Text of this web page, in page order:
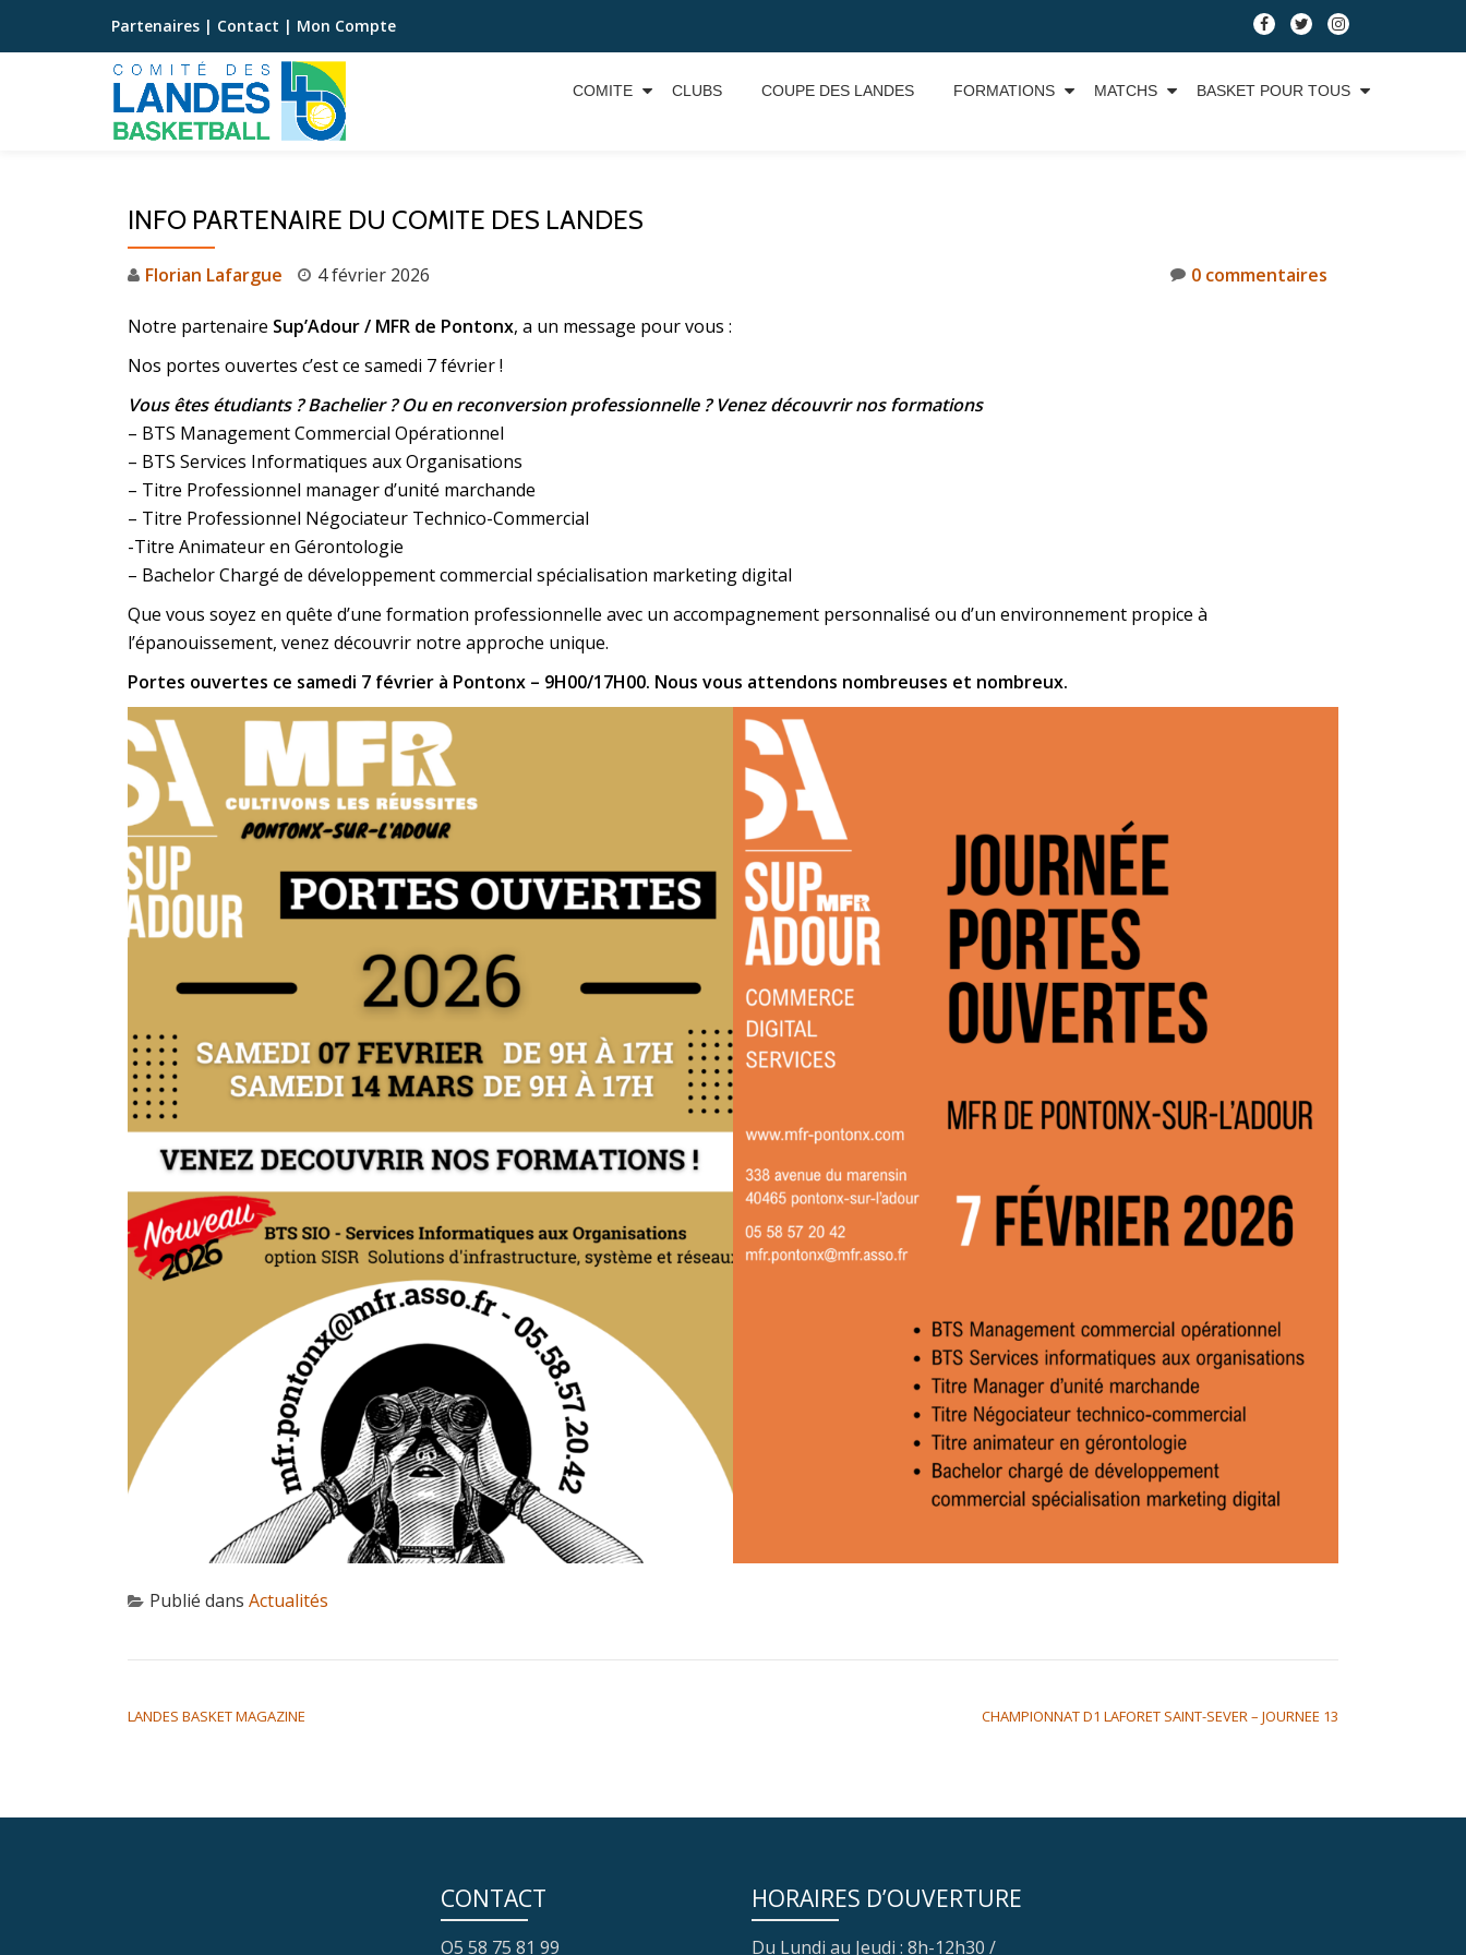
Aller
Partenaires | Contact | Mon Compte
COMITE CLUBS COUPE DES LANDES FORMATIONS MATCHS BASKET POUR TOUS
INFO PARTENAIRE DU COMITE DES LANDES
Florian Lafargue 4 février 2026 0 commentaires
Notre partenaire Sup’Adour / MFR de Pontonx, a un message pour vous :
Nos portes ouvertes c’est ce samedi 7 février !
Vous êtes étudiants ? Bachelier ? Ou en reconversion professionnelle ? Venez découvrir nos formations
– BTS Management Commercial Opérationnel
– BTS Services Informatiques aux Organisations
– Titre Professionnel manager d’unité marchande
– Titre Professionnel Négociateur Technico-Commercial
-Titre Animateur en Gérontologie
– Bachelor Chargé de développement commercial spécialisation marketing digital
Que vous soyez en quête d’une formation professionnelle avec un accompagnement personnalisé ou d’un environnement propice à
l’épanouissement, venez découvrir notre approche unique.
Portes ouvertes ce samedi 7 février à Pontonx – 9H00/17H00. Nous vous attendons nombreuses et nombreux.
Publié dans Actualités
LANDES BASKET MAGAZINE CHAMPIONNAT D1 LAFORET SAINT-SEVER – JOURNEE 13
CONTACT
O5 58 75 81 99
HORAIRES D’OUVERTURE
Du Lundi au Jeudi : 8h-12h30 /